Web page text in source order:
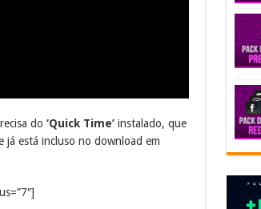
do ‘Quick Time’instalado, que
está incluso no download em